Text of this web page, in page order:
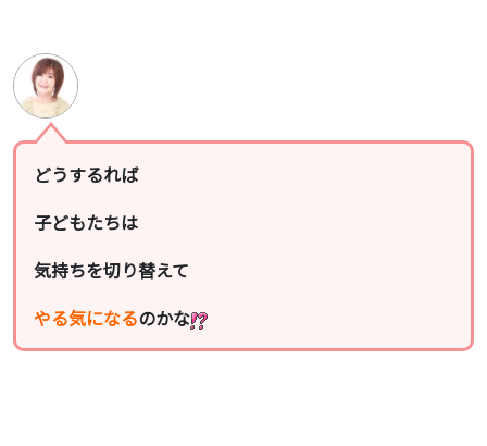
どうするれば
子どもたちは
気持ちを切り替えて
やる気になるのかな